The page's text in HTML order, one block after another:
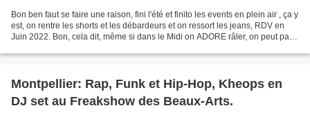
Bon ben faut se faire une raison, fini l'été et finito les events en plein air , ça y
est, on rentre les shorts et les débardeurs et on ressort les jeans, RDV en
Juin 2022. Bon, cela dit, même si dans le Midi on ADORE râler, on peut pas
Montpellier: Rap, Funk et Hip-Hop, Kheops en
DJ set au Freakshow des Beaux-Arts.